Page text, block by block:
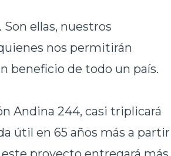
Son ellas, nuestros
nos permitirán
beneficio de todo un país.
Andina 244, casi triplicará
útil en 65 años más a partir